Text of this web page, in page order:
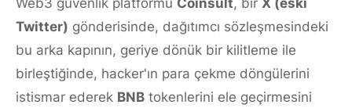
Web3 güvenlik platformu Coinsult, bir X (eski
Twitter) gönderisinde, dağıtımcı sözleşmesindeki
bu arka kapının, geriye dönük bir kilitleme ile
birleştiğinde, hacker'ın para çekme döngülerini
istismar ederek BNB tokenlerini ele geçirmesini